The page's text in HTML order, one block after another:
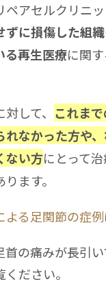
ペアセルクリニ
ずに損傷した組
る再生医療に関
して、 これま
れなかった方や
ない方にとって
ます。
よる足関節の症例
首の痛みが長引
ださい。